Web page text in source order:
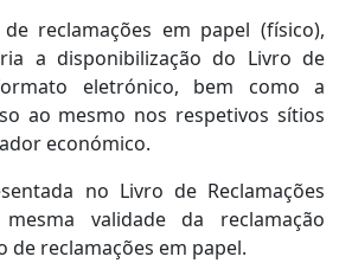
reclamações em papel (físico),
a disponibilização do Livro de
eletrónico, bem como a
ao mesmo nos respetivos sítios
económico.
no Livro de Reclamações
validade da reclamação
de reclamações em papel.